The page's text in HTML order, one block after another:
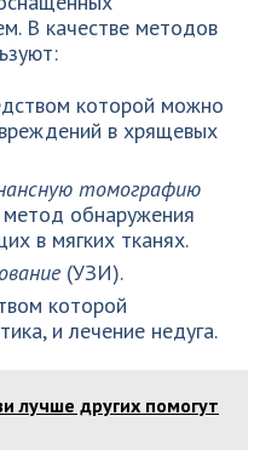
В качестве методов
которой можно
в хрящевых
томографию
обнаружения
в мягких тканях.
(УЗИ).
которой
и лечение недуга.
лучше других помогут